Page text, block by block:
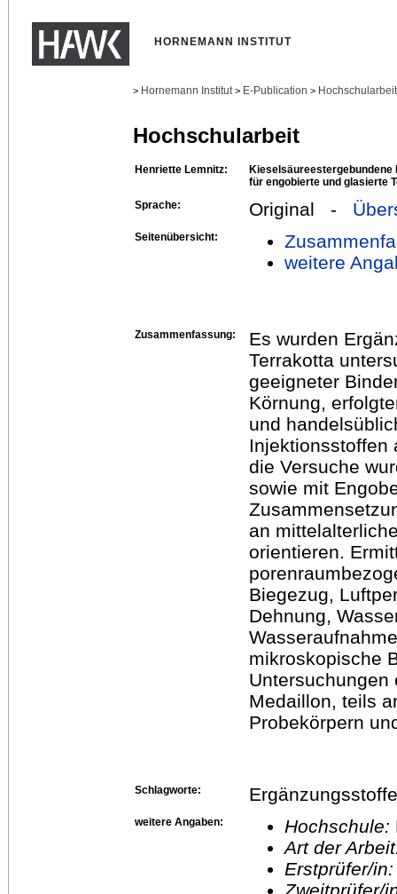
HORNEMANN INSTITUT
> Hornemann Institut > E-Publication >
Hochschularbeit
Henriette Lemnitz:
Kieselsäureestergebundene
für engobierte und glasierte
Sprache:
Original -
Seitenübersicht:
weitere
Zusammenfassung:
Es wurden
Terrakotta
geeigneter
Körnung,
und
Injektionsstoffen
die Versuche
sowie mit
an
orientieren.
Biegezug,
Dehnung,
mikroskopische
Untersuchungen
Medaillon, teils
Probekörpern
Schlagworte:
weitere Angaben: Hochschule:
Art der
Erstprüfer/